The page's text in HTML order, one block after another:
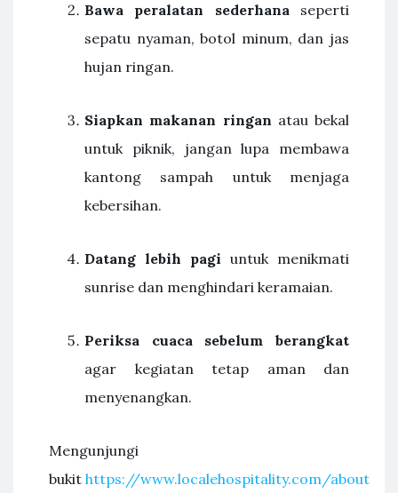
Bawa peralatan sederhanaseperti
sepatu nyaman, botol minum, dan jas
hujan ringan.
Siapkan makanan ringan atau bekal
untuk piknik, jangan lupa membawa
kantong sampah untuk menjaga
kebersihan.
Datang lebih pagi untuk menikmati
sunrise dan menghindari keramaian.
Periksa cuaca sebelum berangkat
agar kegiatan tetap aman dan
menyenangkan.
Mengunjungi
bukit https://www.localehospitality.com/about